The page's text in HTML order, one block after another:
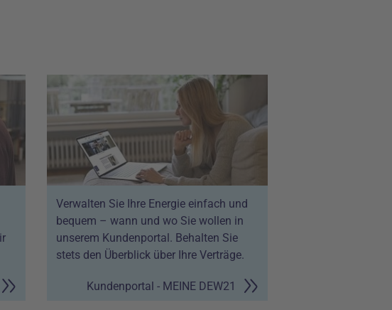
Verwalten Sie Ihre Energie einfach und
bequem – wann und wo Sie wollen in
unserem Kundenportal. Behalten Sie
stets den Überblick über Ihre Verträge.
Kundenportal - MEINE DEW21